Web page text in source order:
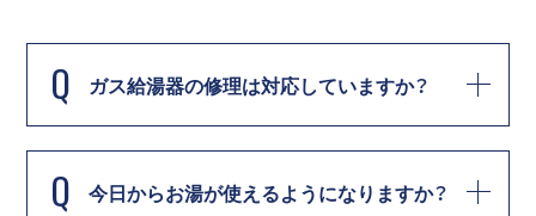
Q ガス給湯器の修理は対応していますか？
Q 今日からお湯が使えるようになりますか？